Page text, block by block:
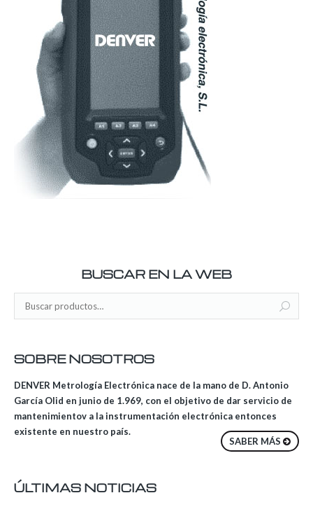
BUSCAR EN LA WEB
SOBRE NOSOTROS
DENVER Metrología Electrónica nace de la mano de D. Antonio
García Olid en junio de 1.969, con el objetivo de dar servicio de
mantenimientov a la instrumentación electrónica entonces
existente en nuestro país.
SABER MÁS
ÚLTIMAS NOTICIAS